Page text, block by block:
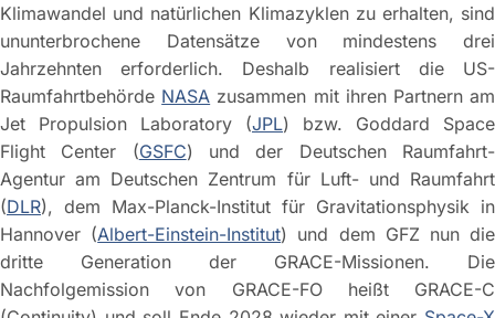
Klimawandel und natürlichen Klimazyklen zu erhalten, sind
ununterbrochene Datensätze von mindestens drei
Jahrzehnten erforderlich. Deshalb realisiert die US-
Raumfahrtbehörde NASA zusammen mit ihren Partnern am
Jet Propulsion Laboratory (JPL) bzw. Goddard Space
Flight Center (GSFC) und der Deutschen Raumfahrt-
Agentur am Deutschen Zentrum für Luft- und Raumfahrt
(DLR), dem Max-Planck-Institut für Gravitationsphysik in
Hannover (Albert-Einstein-Institut) und dem GFZ nun die
dritte Generation der GRACE-Missionen. Die
Nachfolgemission von GRACE-FO heißt GRACE-C